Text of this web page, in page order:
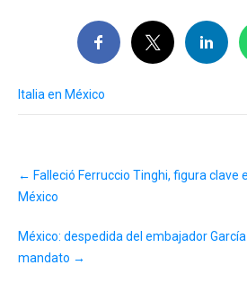
Italia en México
navigation
← Falleció Ferruccio Tinghi, figura clave
México
México: despedida del embajador
mandato →